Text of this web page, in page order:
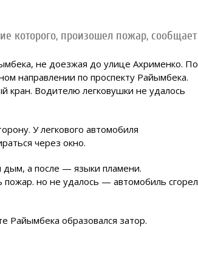
которого, произошел пожар, сообщает
не доезжая до улице Ахрименко. По
направлении по проспекту Райымбека.
кран. Водителю легковушки не удалось
У легкового автомобиля
через окно.
дым, а после — языки пламени.
но не удалось — автомобиль сгорел
Райымбека образовался затор.